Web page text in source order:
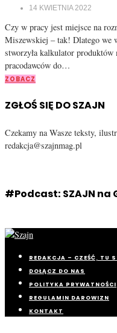
14 KWIETNIA 2022
Czy w pracy jest miejsce na
Miszewskiej – tak! Dlatego we
stworzyła kalkulator
pracodawców do…
ZOBACZ
ZGŁOŚ SIĘ DO SZAJN
Czekamy na Wasze teksty,
redakcja@szajnmag.pl
#Podcast: SZAJN na
REDAKCJA – CZEŚĆ, TU
DOŁĄCZ DO NAS
POLITYKA PRYWATNOŚCI
REGULAMIN DAROWIZN
KONTAKT